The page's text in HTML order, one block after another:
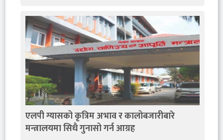
एलपी ग्यासको कृत्रिम अभाव र कालोबजारीबारे
मन्त्रालयमा सिधै गुनासो गर्न आग्रह